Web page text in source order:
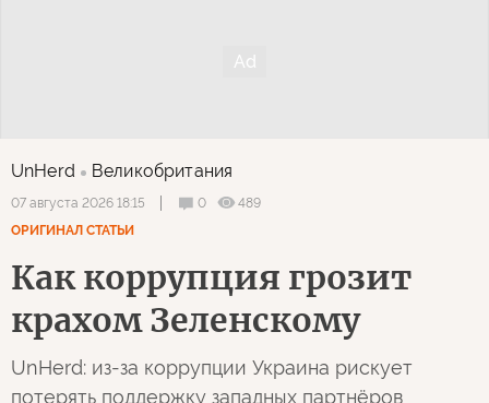
UnHerd Великобритания
07 августа 2026 18:15 0
489
ОРИГИНАЛ СТАТЬИ
Как коррупция грозит
крахом Зеленскому
UnHerd: из-за коррупции Украина рискует
потерять поддержку западных партнёров